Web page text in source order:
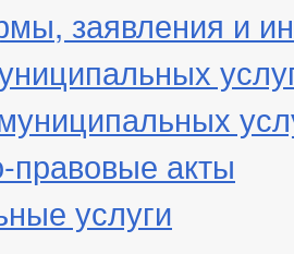
заявления и
правовые акты
услуги